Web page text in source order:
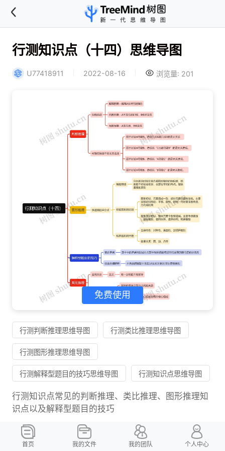
行测知识点（十四）思维导图
U77418911 2022-08-16 浏览量: 201
免费使用
行测判断推理思维导图 行测类比推理思维导图
行测图形推理思维导图
行测解释型题目的技巧思维导图 行测知识点思维导图
行测知识点常见的判断推理、类比推理、图形推理知
识点以及解释型题目的技巧
树图思维导图提供《行测知识点（十四）》在线思维
导图免费制作，点击“编辑”按钮，可对《行测知识点
首页 我的文件 我的团队 个人中心